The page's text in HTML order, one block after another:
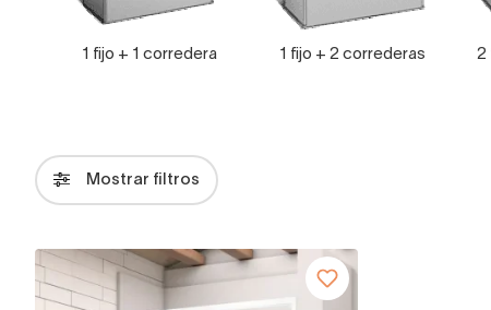
1 fijo + 1 corredera 1 fijo + 2 correderas 2
Mostrar filtros